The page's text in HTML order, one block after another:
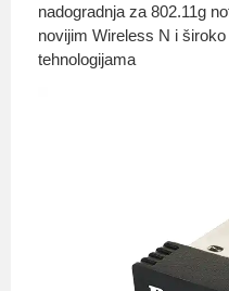
nadogradnja za 802.11g
novijim Wireless N i
tehnologijama